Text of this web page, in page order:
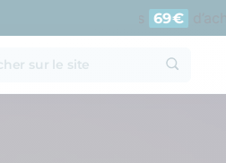
69€ d’achat